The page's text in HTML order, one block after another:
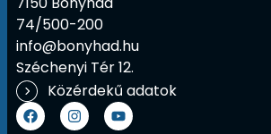
74/500-200
info@bonyhad.hu
Széchenyi Tér 12.
Közérdekű adatok